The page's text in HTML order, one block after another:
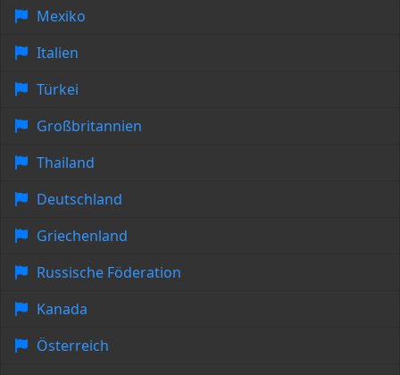
Mexiko
Italien
Türkei
Großbritannien
Thailand
Deutschland
Griechenland
Russische Föderation
Kanada
Österreich